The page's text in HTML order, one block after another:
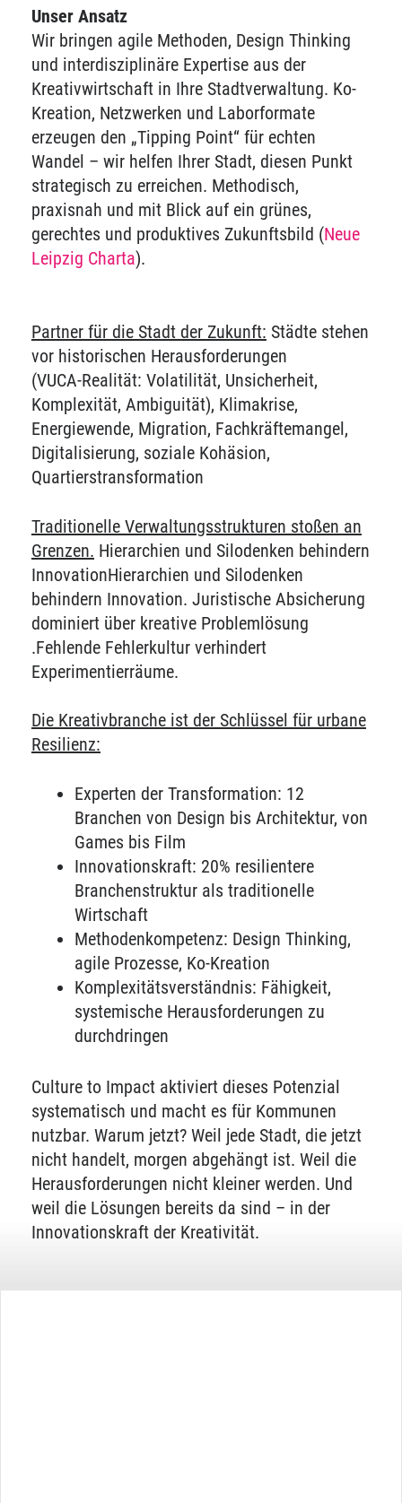
Unser Ansatz
Wir bringen agile Methoden, Design Thinking
und interdisziplinäre Expertise aus der
Kreativwirtschaft in Ihre Stadtverwaltung. Ko-
Kreation, Netzwerken und Laborformate
erzeugen den „Tipping Point“ für echten
Wandel – wir helfen Ihrer Stadt, diesen Punkt
strategisch zu erreichen. Methodisch,
praxisnah und mit Blick auf ein grünes,
gerechtes und produktives Zukunftsbild (Neue
Leipzig Charta).
Partner für die Stadt der Zukunft: Städte stehen
vor historischen Herausforderungen
(VUCA-Realität: Volatilität, Unsicherheit,
Komplexität, Ambiguität), Klimakrise,
Energiewende, Migration, Fachkräftemangel,
Digitalisierung, soziale Kohäsion,
Quartierstransformation
Traditionelle Verwaltungsstrukturen stoßen an
Grenzen. Hierarchien und Silodenken behindern
InnovationHierarchien und Silodenken
behindern Innovation. Juristische Absicherung
dominiert über kreative Problemlösung
.Fehlende Fehlerkultur verhindert
Experimentierräume.
Die Kreativbranche ist der Schlüssel für urbane
Resilienz:
Experten der Transformation: 12
Branchen von Design bis Architektur, von
Games bis Film
Innovationskraft: 20% resilientere
Branchenstruktur als traditionelle
Wirtschaft
Methodenkompetenz: Design Thinking,
agile Prozesse, Ko-Kreation
Komplexitätsverständnis: Fähigkeit,
systemische Herausforderungen zu
durchdringen
Culture to Impact aktiviert dieses Potenzial
systematisch und macht es für Kommunen
nutzbar. Warum jetzt? Weil jede Stadt, die jetzt
nicht handelt, morgen abgehängt ist. Weil die
Herausforderungen nicht kleiner werden. Und
weil die Lösungen bereits da sind – in der
Innovationskraft der Kreativität.